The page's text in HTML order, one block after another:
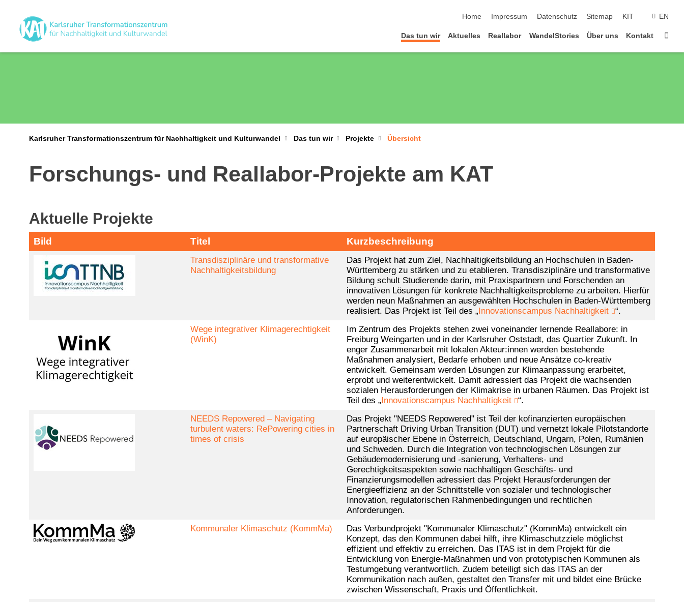
Home
Impressum Datenschutz Sitemap KIT EN
Das tun wir Aktuelles Reallabor WandelStories Über uns Kontakt
Karlsruher Transformationszentrum für Nachhaltigkeit und Kulturwandel Das tun wir Projekte Übersicht
Forschungs- und Reallabor-Projekte am KAT
Aktuelle Projekte
Bild Titel Kurzbeschreibung
Transdisziplinäre und transformative
Nachhaltigkeitsbildung
Das Projekt hat zum Ziel, Nachhaltigkeitsbildung an Hochschulen in Baden-
Württemberg zu stärken und zu etablieren. Transdisziplinäre und transformative
Bildung schult Studierende darin, mit Praxispartnern und Forschenden an
innovativen Lösungen für konkrete Nachhaltigkeitsprobleme zu arbeiten. Hierfür
werden neun Maßnahmen an ausgewählten Hochschulen in Baden-Württemberg
realisiert. Das Projekt ist Teil des „Innovationscampus Nachhaltigkeit
“.
Wege integrativer Klimagerechtigkeit
(WinK)
Im Zentrum des Projekts stehen zwei voneinander lernende Reallabore: in
Freiburg Weingarten und in der Karlsruher Oststadt, das Quartier Zukunft. In
enger Zusammenarbeit mit lokalen Akteur:innen werden bestehende
Maßnahmen analysiert, Bedarfe erhoben und neue Ansätze co-kreativ
entwickelt. Gemeinsam werden Lösungen zur Klimaanpassung erarbeitet,
erprobt und weiterentwickelt. Damit adressiert das Projekt die wachsenden
sozialen Herausforderungen der Klimakrise in urbanen Räumen. Das Projekt ist
Teil des „Innovationscampus Nachhaltigkeit
“.
NEEDS Repowered – Navigating
turbulent waters: RePowering cities in
times of crisis
Das Projekt "NEEDS Repowered" ist Teil der kofinanzierten europäischen
Partnerschaft Driving Urban Transition (DUT) und vernetzt lokale Pilotstandorte
auf europäischer Ebene in Österreich, Deutschland, Ungarn, Polen, Rumänien
und Schweden. Durch die Integration von technologischen Lösungen zur
Gebäudemodernisierung und ‑sanierung, Verhaltens- und
Gerechtigkeitsaspekten sowie nachhaltigen Geschäfts- und
Finanzierungsmodellen adressiert das Projekt Herausforderungen der
Energieeffizienz an der Schnittstelle von sozialer und technologischer
Innovation, regulatorischen Rahmenbedingungen und rechtlichen
Anforderungen.
Kommunaler Klimaschutz (KommMa)
Das Verbundprojekt "Kommunaler Klimaschutz" (KommMa) entwickelt ein
Konzept, das den Kommunen dabei hilft, ihre Klimaschutzziele möglichst
effizient und effektiv zu erreichen. Das ITAS ist in dem Projekt für die
Entwicklung von Energie-Maßnahmen und von prototypischen Kommunen als
Testumgebung verantwortlich. Zudem beteiligt sich das ITAS an der
Kommunikation nach außen, gestaltet den Transfer mit und bildet eine Brücke
zwischen Wissenschaft, Praxis und Öffentlichkeit.